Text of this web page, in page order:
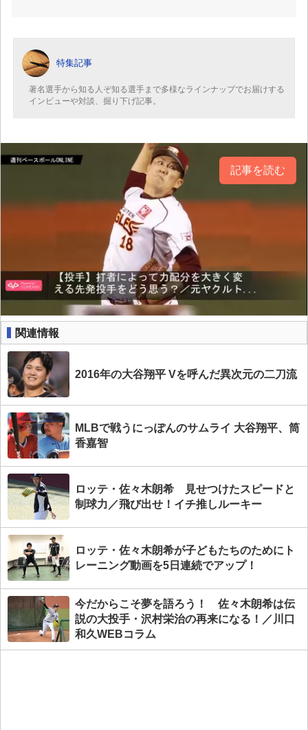
特集記事
著名選手から知る人ぞ知る選手まで多様なラインナップでお届けする
インビューや対談、掘り下げ記事。
記事を読む
関連情報
2016年の大谷翔平 Vを呼んだ異次元の二刀流
MLBで戦うにっぽんのサムライ 大谷翔平、筒
香嘉智
ロッテ・佐々木朗希 見せつけたスピードと
制球力／飛び出せ！イチ推しルーキー
ロッテ・佐々木朗希が子どもたちのためにト
レーニング動画を5日連続でアップ！
今だからこそ夢を語ろう！ 佐々木朗希は伝
説の大投手・沢村栄治の再来になる！／川口
和久WEBコラム